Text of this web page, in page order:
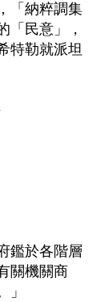
「納粹調集
「民意」，
特勒就派坦
鑑於各階層
關機關商